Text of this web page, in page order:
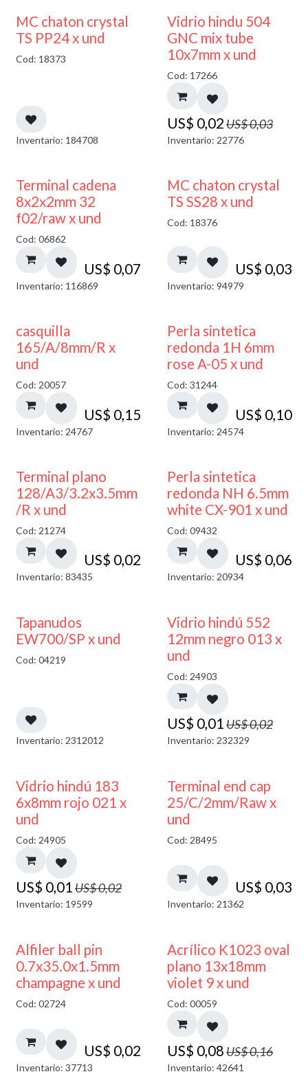
MC chaton crystal
TS PP24 x und
Cod: 18373
Inventario: 184708
40% DESCUENTO
Vidrio hindu 504
GNC mix tube
10x7mm x und
Cod: 17266
US$ 0,02US$0,03
Inventario: 22776
Terminal cadena
8x2x2mm 32
f02/raw x und
Cod: 06862
US$ 0,07
Inventario: 116869
MC chaton crystal
TS SS28 x und
Cod: 18376
US$ 0,03
Inventario: 94979
casquilla
165/A/8mm/R x
und
Cod: 20057
US$ 0,15
Inventario: 24767
Perla sintetica
redonda 1H 6mm
rose A-05 x und
Cod: 31244
US$ 0,10
Inventario: 24574
Terminal plano
128/A3/3.2x3.5mm
/R x und
Cod: 21274
US$ 0,02
Inventario: 83435
Perla sintetica
redonda NH 6.5mm
white CX-901 x und
Cod: 09432
US$ 0,06
Inventario: 20934
50% DESCUENTO
Tapanudos
EW700/SP x und
Cod: 04219
Inventario: 2312012
40% DESCUENTO
Vidrio hindú 552
12mm negro 013 x
und
Cod: 24903
US$ 0,01US$0,02
Inventario: 232329
40% DESCUENTO
Vidrio hindú 183
6x8mm rojo 021 x
und
Cod: 24905
US$ 0,01US$0,02
Inventario: 19599
Terminal end cap
25/C/2mm/Raw x
und
Cod: 28495
US$ 0,03
Inventario: 21362
Alfiler ball pin
0.7x35.0x1.5mm
champagne x und
Cod: 02724
US$ 0,02
Inventario: 37713
50% DESCUENTO
Acrílico K1023 oval
plano 13x18mm
violet 9 x und
Cod: 00059
US$ 0,08US$0,16
Inventario: 42641